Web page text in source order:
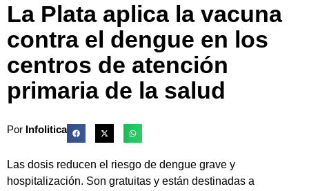
La Plata aplica la vacuna
contra el dengue en los
centros de atención
primaria de la salud
Por Infolitica
Las dosis reducen el riesgo de dengue grave y
hospitalización. Son gratuitas y están destinadas a